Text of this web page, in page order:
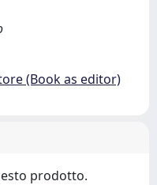
(Book as editor)
prodotto.